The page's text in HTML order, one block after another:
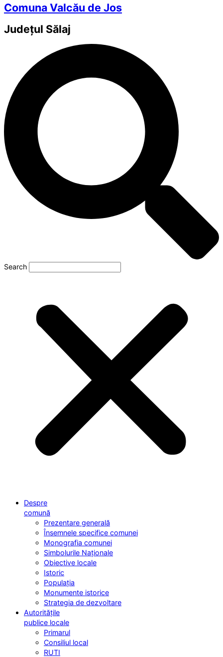
Comuna Valcău de Jos
Județul Sălaj
Search
Despre
comună
Prezentare generală
Însemnele specifice comunei
Monografia comunei
Simbolurile Naționale
Obiective locale
Istoric
Populația
Monumente istorice
Strategia de dezvoltare
Autoritățile
publice locale
Primarul
Consiliul local
RUTI